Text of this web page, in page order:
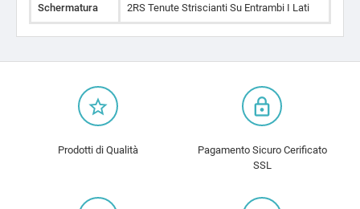
Schermatura 2RS Tenute Striscianti Su Entrambi I Lati
star_border
Prodotti di Qualità
lock_outline
Pagamento Sicuro Cerificato
SSL